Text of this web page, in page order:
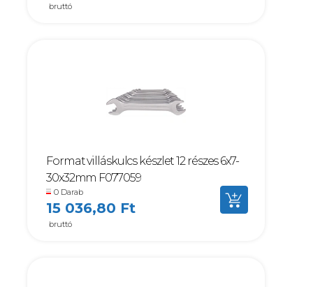
bruttó
Format villáskulcs készlet 12 részes 6x7-
30x32mm F077059
0 Darab
15 036,80 Ft
bruttó